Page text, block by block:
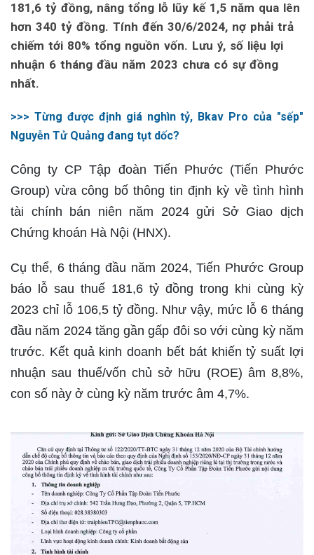
181,6 tỷ đồng, nâng tổng lỗ lũy kế 1,5 năm qua lên
hơn 340 tỷ đồng. Tính đến 30/6/2024, nợ phải trả
chiếm tới 80% tổng nguồn vốn. Lưu ý, số liệu lợi
nhuận 6 tháng đầu năm 2023 chưa có sự đồng
nhất.
>>> Từng được định giá nghìn tỷ, Bkav Pro của "sếp"
Nguyễn Tử Quảng đang tụt dốc?
Công ty CP Tập đoàn Tiến Phước (Tiến Phước
Group) vừa công bố thông tin định kỳ về tình hình
tài chính bán niên năm 2024 gửi Sở Giao dịch
Chứng khoán Hà Nội (HNX).
Cụ thể, 6 tháng đầu năm 2024, Tiến Phước Group
báo lỗ sau thuế 181,6 tỷ đồng trong khi cùng kỳ
2023 chỉ lỗ 106,5 tỷ đồng. Như vậy, mức lỗ 6 tháng
đầu năm 2024 tăng gần gấp đôi so với cùng kỳ năm
trước. Kết quả kinh doanh bết bát khiến tỷ suất lợi
nhuận sau thuế/vốn chủ sở hữu (ROE) âm 8,8%,
con số này ở cùng kỳ năm trước âm 4,7%.